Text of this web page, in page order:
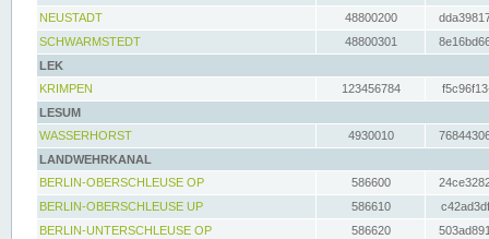
NEUSTADT
48800200
SCHWARMSTEDT
48800301
LEK
KRIMPEN
123456784
LESUM
WASSERHORST
4930010
LANDWEHRKANAL
BERLIN-OBERSCHLEUSE OP
586600
BERLIN-OBERSCHLEUSE UP
586610
BERLIN-UNTERSCHLEUSE OP
586620